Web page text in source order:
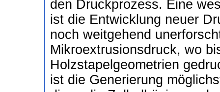
den Druckprozess. Eine
ist die Entwicklung neuer
noch weitgehend
Mikroextrusionsdruck, wo
Holzstapelgeometrien
ist die Generierung